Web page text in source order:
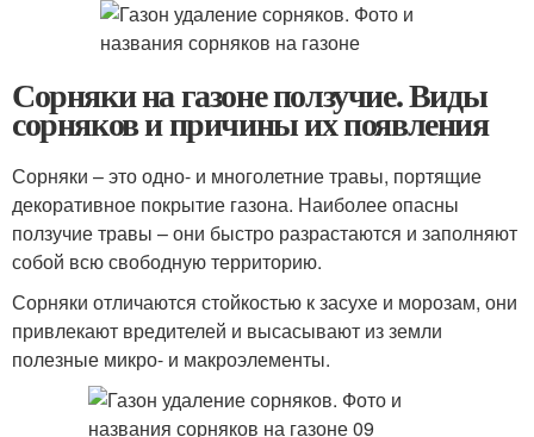
Сорняки на газоне ползучие. Виды
сорняков и причины их появления
Сорняки – это одно- и многолетние травы, портящие
декоративное покрытие газона. Наиболее опасны
ползучие травы – они быстро разрастаются и заполняют
собой всю свободную территорию.
Сорняки отличаются стойкостью к засухе и морозам, они
привлекают вредителей и высасывают из земли
полезные микро- и макроэлементы.